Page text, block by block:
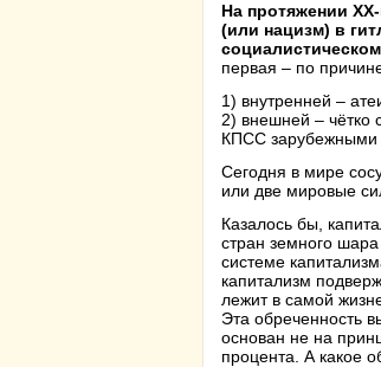
На протяжении
(или нацизм) в
первая – по
1) внутренней –
2) внешней – чётко
КПСС зарубежными
Сегодня в мире
или две мировые
Казалось бы,
стран земного
системе
капитализм
лежит в самой
Эта обреченность
основан не на
процента. А какое